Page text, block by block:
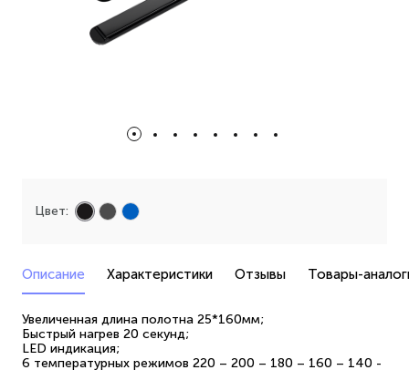
Цвет:
Описание Характеристики Отзывы Товары-
Увеличенная длина полотна 25*160мм;
Быстрый нагрев 20 секунд;
LED индикация;
6 температурных режимов 220 – 200 – 180 – 160 – 140 -